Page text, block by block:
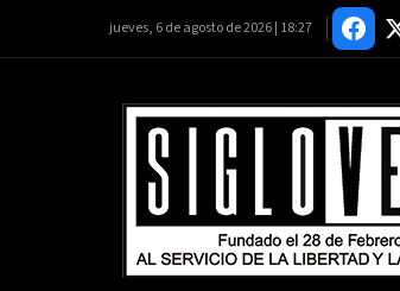
jueves, 6 de agosto de 2026 | 18:27